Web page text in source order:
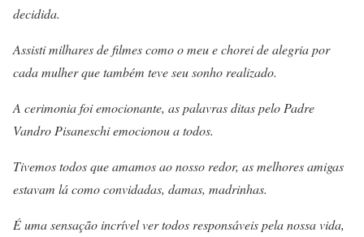
decidida.
Assisti milhares de filmes como o meu e chorei de alegria por
cada mulher que também teve seu sonho realizado.
A cerimonia foi emocionante, as palavras ditas pelo Padre
Vandro Pisaneschi emocionou a todos.
Tivemos todos que amamos ao nosso redor, as melhores amigas
estavam lá como convidadas, damas, madrinhas.
É uma sensação incrível ver todos responsáveis pela nossa vida,